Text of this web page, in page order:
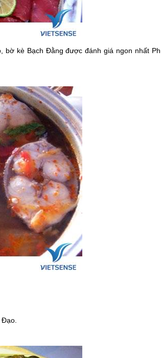
bờ kè Bạch Đằng được đánh giá ngon nhất
Đạo.